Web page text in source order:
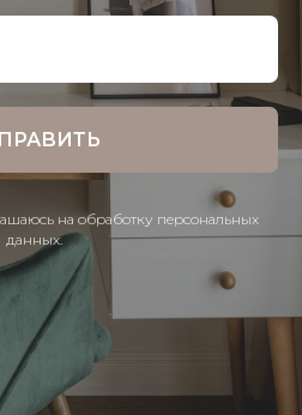
на обработку персональных
данных.